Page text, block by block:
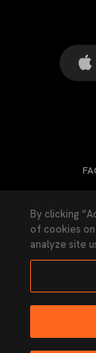
Ninguna parte de
By clicking
of cookies
analyze site